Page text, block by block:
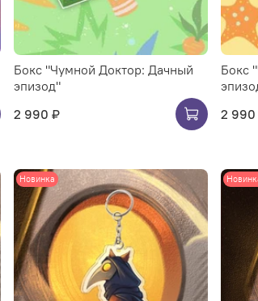
Бокс "Чумной Доктор: Дачный
эпизод"
2 990 ₽
Бокс
2
Новинка